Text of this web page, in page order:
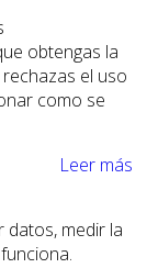
obtengas la
el uso
como se
Leer más
datos, medir la